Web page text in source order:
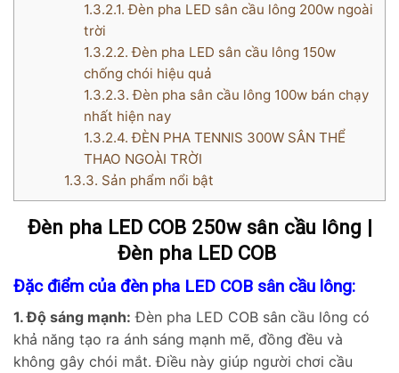
1.3.2.1. Đèn pha LED sân cầu lông 200w ngoài
trời
1.3.2.2. Đèn pha LED sân cầu lông 150w
chống chói hiệu quả
1.3.2.3. Đèn pha sân cầu lông 100w bán chạy
nhất hiện nay
1.3.2.4. ĐÈN PHA TENNIS 300W SÂN THỂ
THAO NGOÀI TRỜI
1.3.3. Sản phẩm nổi bật
Đèn pha LED COB 250w sân cầu lông |
Đèn pha LED COB
Đặc điểm của đèn pha LED COB sân cầu lông:
1. Độ sáng mạnh: Đèn pha LED COB sân cầu lông có
khả năng tạo ra ánh sáng mạnh mẽ, đồng đều và
không gây chói mắt. Điều này giúp người chơi cầu